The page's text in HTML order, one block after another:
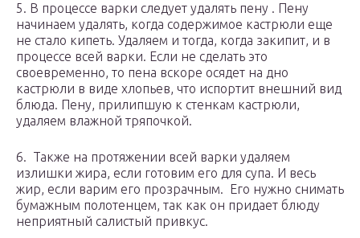
5. В процессе варки следует удалять пену . Пену
начинаем удалять, когда содержимое кастрюли еще
не стало кипеть. Удаляем и тогда, когда закипит, и в
процессе всей варки. Если не сделать это
своевременно, то пена вскоре осядет на дно
кастрюли в виде хлопьев, что испортит внешний вид
блюда. Пену, прилипшую к стенкам кастрюли,
удаляем влажной тряпочкой.
6. Также на протяжении всей варки удаляем
излишки жира, если готовим его для супа. И весь
жир, если варим его прозрачным. Его нужно снимать
бумажным полотенцем, так как он придает блюду
неприятный салистый привкус.